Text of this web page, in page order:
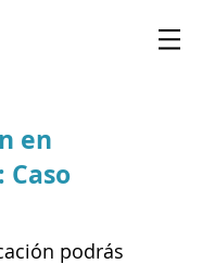
en
Caso
podrás